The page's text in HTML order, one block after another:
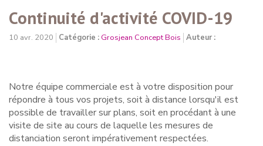
Continuité d'activité COVID-19
10 avr. 2020 Catégorie : Grosjean Concept Bois Auteur :
Notre équipe commerciale est à votre disposition pour
répondre à tous vos projets, soit à distance lorsqu'il est
possible de travailler sur plans, soit en procédant à une
visite de site au cours de laquelle les mesures de
distanciation seront impérativement respectées.